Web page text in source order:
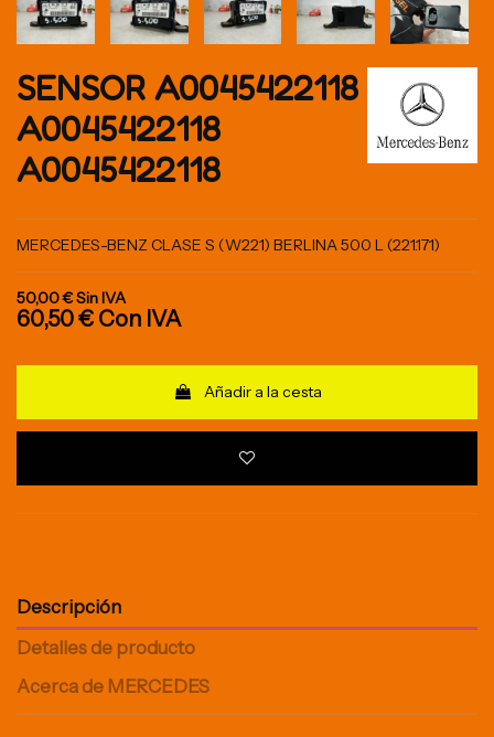
SENSOR A0045422118
A0045422118
A0045422118
MERCEDES-BENZ CLASE S (W221) BERLINA 500 L (221.171)
50,00 €Sin IVA
60,50 € Con IVA
Añadir a la cesta
Descripción
Detalles de producto
Acerca de MERCEDES